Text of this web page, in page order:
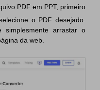
PDF em PPT, primeiro
o PDF desejado.
arrastar o
da web.